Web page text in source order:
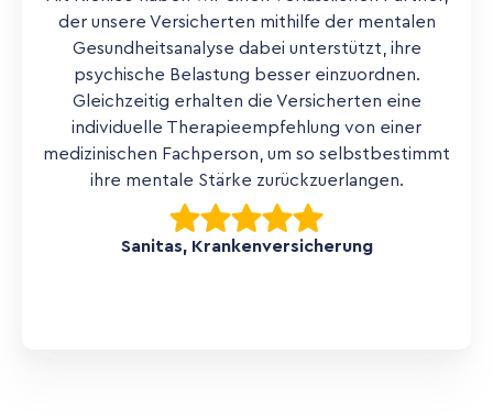
der unsere Versicherten mithilfe der mentalen
Gesundheitsanalyse dabei unterstützt, ihre
psychische Belastung besser einzuordnen.
Gleichzeitig erhalten die Versicherten eine
individuelle Therapieempfehlung von einer
medizinischen Fachperson, um so selbstbestimmt
ihre mentale Stärke zurückzuerlangen.
Sanitas, Krankenversicherung